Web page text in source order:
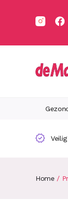
Home /